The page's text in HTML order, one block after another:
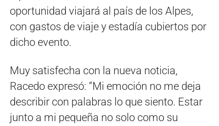
oportunidad viajará al país de los Alpes,
con gastos de viaje y estadía cubiertos por
dicho evento.
Muy satisfecha con la nueva noticia,
Racedo expresó: “Mi emoción no me deja
describir con palabras lo que siento. Estar
junto a mi pequeña no solo como su